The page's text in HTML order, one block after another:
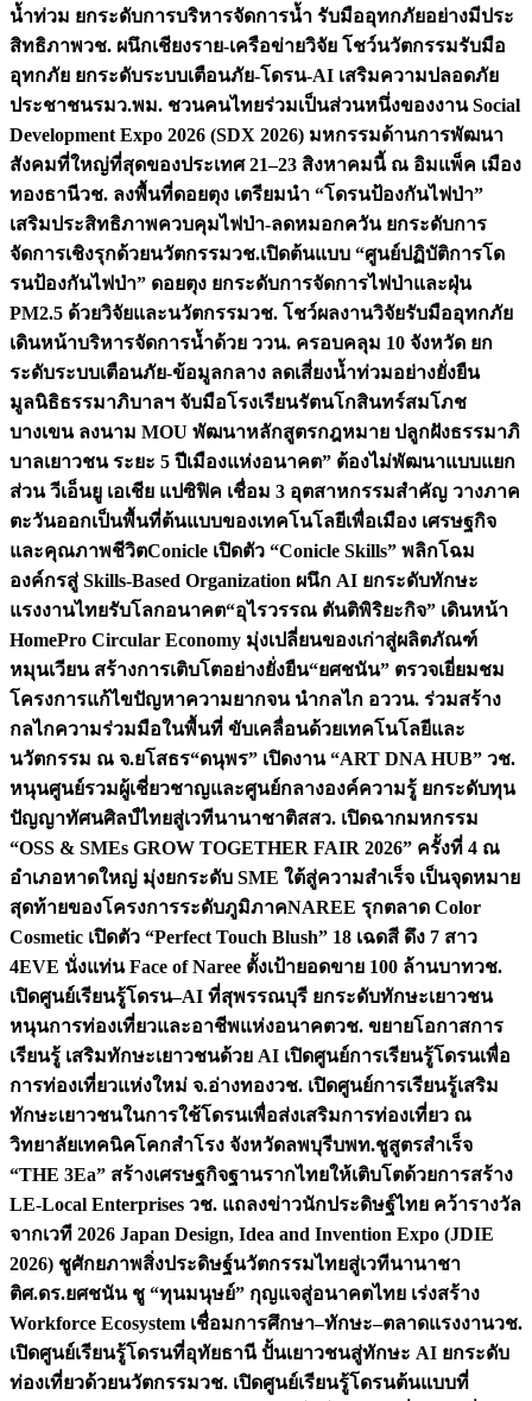
น้ำท่วม ยกระดับการบริหารจัดการน้ำ รับมืออุทกภัยอย่างมีประ
สิทธิภาพวช. ผนึกเชียงราย-เครือข่ายวิจัย โชว์นวัตกรรมรับมือ
อุทกภัย ยกระดับระบบเตือนภัย-โดรน-AI เสริมความปลอดภัย
ประชาชนรมว.พม. ชวนคนไทยร่วมเป็นส่วนหนึ่งของงาน Social
Development Expo 2026 (SDX 2026) มหกรรมด้านการพัฒนา
สังคมที่ใหญ่ที่สุดของประเทศ 21–23 สิงหาคมนี้ ณ อิมแพ็ค เมือง
ทองธานีวช. ลงพื้นที่ดอยตุง เตรียมนำ “โดรนป้องกันไฟป่า”
เสริมประสิทธิภาพควบคุมไฟป่า-ลดหมอกควัน ยกระดับการ
จัดการเชิงรุกด้วยนวัตกรรมวช.เปิดต้นแบบ “ศูนย์ปฏิบัติการโด
รนป้องกันไฟป่า” ดอยตุง ยกระดับการจัดการไฟป่าและฝุ่น
PM2.5 ด้วยวิจัยและนวัตกรรมวช. โชว์ผลงานวิจัยรับมืออุทกภัย
เดินหน้าบริหารจัดการน้ำด้วย ววน. ครอบคลุม 10 จังหวัด ยก
ระดับระบบเตือนภัย-ข้อมูลกลาง ลดเสี่ยงน้ำท่วมอย่างยั่งยืน
มูลนิธิธรรมาภิบาลฯ จับมือโรงเรียนรัตนโกสินทร์สมโภช
บางเขน ลงนาม MOU พัฒนาหลักสูตรกฎหมาย ปลูกฝังธรรมาภิ
บาลเยาวชน ระยะ 5 ปีเมืองแห่งอนาคต” ต้องไม่พัฒนาแบบแยก
ส่วน วีเอ็นยู เอเชีย แปซิฟิค เชื่อม 3 อุตสาหกรรมสำคัญ วางภาค
ตะวันออกเป็นพื้นที่ต้นแบบของเทคโนโลยีเพื่อเมือง เศรษฐกิจ
และคุณภาพชีวิตConicle เปิดตัว “Conicle Skills” พลิกโฉม
องค์กรสู่ Skills-Based Organization ผนึก AI ยกระดับทักษะ
แรงงานไทยรับโลกอนาคต“อุไรวรรณ ตันติพิริยะกิจ” เดินหน้า
HomePro Circular Economy มุ่งเปลี่ยนของเก่าสู่ผลิตภัณฑ์
หมุนเวียน สร้างการเติบโตอย่างยั่งยืน“ยศชนัน” ตรวจเยี่ยมชม
โครงการแก้ไขปัญหาความยากจน นำกลไก อววน. ร่วมสร้าง
กลไกความร่วมมือในพื้นที่ ขับเคลื่อนด้วยเทคโนโลยีและ
นวัตกรรม ณ จ.ยโสธร“ดนุพร” เปิดงาน “ART DNA HUB” วช.
หนุนศูนย์รวมผู้เชี่ยวชาญและศูนย์กลางองค์ความรู้ ยกระดับทุน
ปัญญาทัศนศิลป์ไทยสู่เวทีนานาชาติสสว. เปิดฉากมหกรรม
“OSS & SMEs GROW TOGETHER FAIR 2026” ครั้งที่ 4 ณ
อำเภอหาดใหญ่ มุ่งยกระดับ SME ใต้สู่ความสำเร็จ เป็นจุดหมาย
สุดท้ายของโครงการระดับภูมิภาคNAREE รุกตลาด Color
Cosmetic เปิดตัว “Perfect Touch Blush” 18 เฉดสี ดึง 7 สาว
4EVE นั่งแท่น Face of Naree ตั้งเป้ายอดขาย 100 ล้านบาทวช.
เปิดศูนย์เรียนรู้โดรน–AI ที่สุพรรณบุรี ยกระดับทักษะเยาวชน
หนุนการท่องเที่ยวและอาชีพแห่งอนาคตวช. ขยายโอกาสการ
เรียนรู้ เสริมทักษะเยาวชนด้วย AI เปิดศูนย์การเรียนรู้โดรนเพื่อ
การท่องเที่ยวแห่งใหม่ จ.อ่างทองวช. เปิดศูนย์การเรียนรู้เสริม
ทักษะเยาวชนในการใช้โดรนเพื่อส่งเสริมการท่องเที่ยว ณ
วิทยาลัยเทคนิคโคกสำโรง จังหวัดลพบุรีบพท.ชูสูตรสำเร็จ
“THE 3Ea” สร้างเศรษฐกิจฐานรากไทยให้เติบโตด้วยการสร้าง
LE-Local Enterprises วช. แถลงข่าวนักประดิษฐ์ไทย คว้ารางวัล
จากเวที 2026 Japan Design, Idea and Invention Expo (JDIE
2026) ชูศักยภาพสิ่งประดิษฐ์นวัตกรรมไทยสู่เวทีนานาชา
ติศ.ดร.ยศชนัน ชู “ทุนมนุษย์” กุญแจสู่อนาคตไทย เร่งสร้าง
Workforce Ecosystem เชื่อมการศึกษา–ทักษะ–ตลาดแรงงานวช.
เปิดศูนย์เรียนรู้โดรนที่อุทัยธานี ปั้นเยาวชนสู่ทักษะ AI ยกระดับ
ท่องเที่ยวด้วยนวัตกรรมวช. เปิดศูนย์เรียนรู้โดรนต้นแบบที่